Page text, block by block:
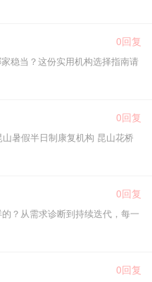
0回复
稳当？这份实用机构选择指南请
0回复
暑假半日制康复机构 昆山花桥
0回复
？从需求诊断到持续迭代，每一
0回复